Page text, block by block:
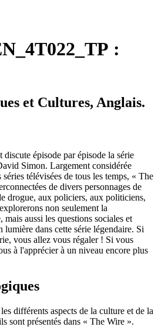
:
et Cultures, Anglais.
discute épisode par épisode la série
Simon. Largement considérée
télévisées de tous les temps, « The
de divers personnages de
drogue, aux policiers, aux politiciens,
non seulement la
aussi les questions sociales et
lumière dans cette série légendaire. Si
vous allez vous régaler ! Si vous
à l'apprécier à un niveau encore plus
différents aspects de la culture et de la
sont présentés dans « The Wire ».